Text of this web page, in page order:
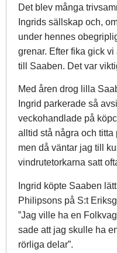
Det blev många
Ingrids sällskap och,
under hennes
grenar. Efter fika gick
till Saaben. Det var
Med åren drog lilla
Ingrid parkerade så
veckohandlade på
alltid stå några och titta
men då väntar jag till
vindrutetorkarna satt
Ingrid köpte Saaben
Philipsons på S:t
”Jag ville ha en
sade att jag skulle ha
rörliga delar”.